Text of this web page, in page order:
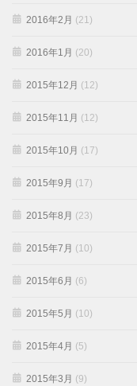
2016年2月 (21)
2016年1月 (20)
2015年12月 (12)
2015年11月 (12)
2015年10月 (17)
2015年9月 (17)
2015年8月 (23)
2015年7月 (10)
2015年6月 (6)
2015年5月 (10)
2015年4月 (5)
2015年3月 (9)